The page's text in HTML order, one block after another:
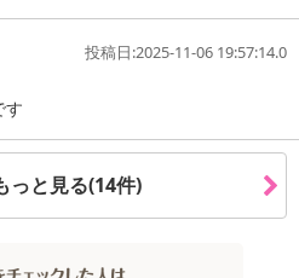
投稿日:2025-11-06 19:57:14.0
す
っと見る(14件)